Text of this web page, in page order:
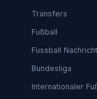
Transfers
Fußball
Fussball
Bundesliga
Internationaler